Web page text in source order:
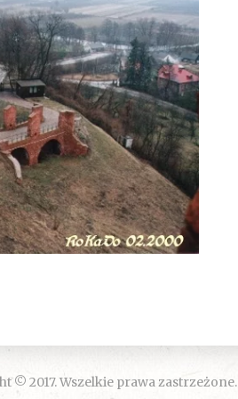
© 2017. Wszelkie prawa zastrzeżone.